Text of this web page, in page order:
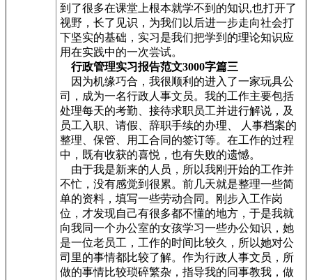
到了很多在课堂上根本就学不到的知识,也打开了
视野，长了见识，为我们以后进一步走向社会打
下坚实的基础，实习是我们把学到的理论知识应
用在实践中的一次尝试。
行政管理实习报告范文3000字篇三
因为机缘巧合，我很顺利的进入了一家玩具公
司，成为一名行政人事文员。我的工作主要包括
处理每天的考勤、接待求职员工并进行解说，及
员工入职、请假、辞职手续的办理、 人事档案的
整理、保管、用工合同的签订等。在工作的过程
中，既有收获的喜悦，也有失败的遗憾。
由于我是新来的人员，所以我刚开始的工作并
不忙，没有感觉到很累。前几天就是整理一些简
单的资料，填写一些劳动合同。刚步入工作岗
位，才发现自己有很多都不懂的地方，于是我就
向我同一个办公室的女孩学习一些办公知识，她
是一位老员工，工作的时间比较久，所以她对公
司里的事情都比较了解。作为行政人事文员，所
做的事情比较琐碎繁杂，指导我的同事教我，做